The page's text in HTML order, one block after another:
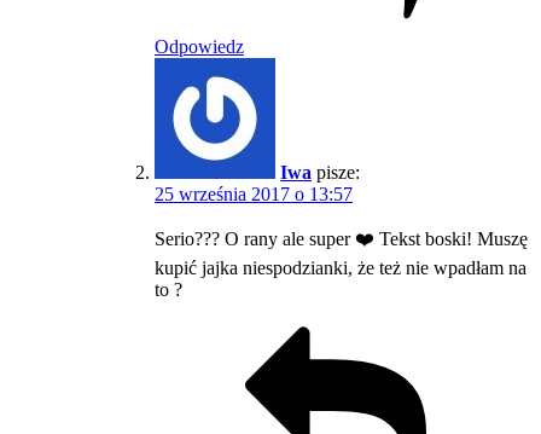
Odpowiedz
Iwa pisze:
25 września 2017 o 13:57
Serio??? O rany ale super ❤️ Tekst boski! Muszę
kupić jajka niespodzianki, że też nie wpadłam na
to ?